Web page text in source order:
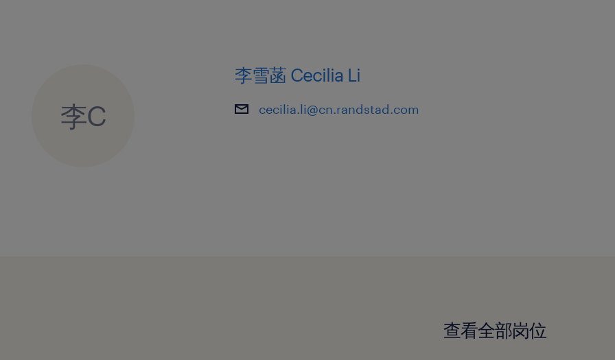
6.个人特质：原则性极强，具备极佳的跨部门沟通与资源调度能力，
李C
李雪菡 Cecilia Li
cecilia.li@cn.randstad.com
查看全部岗位